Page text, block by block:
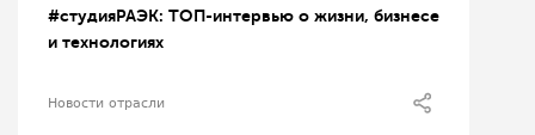
#cтудияРАЭК: ТОП-интервью о жизни, бизнесе
и технологиях
Новости отрасли